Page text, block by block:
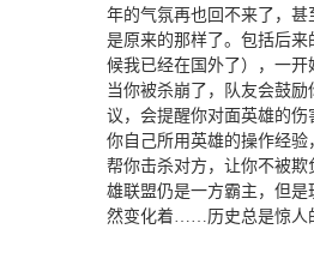
年的气氛再也回不来了，甚
是原来的那样了。包括后来
候我已经在国外了），一开
当你被杀崩了，队友会鼓
议，会提醒你对面英雄的伤
你自己所用英雄的操作经验
帮你击杀对方，让你不被
雄联盟仍是一方霸主，但是
然变化着……历史总是惊人